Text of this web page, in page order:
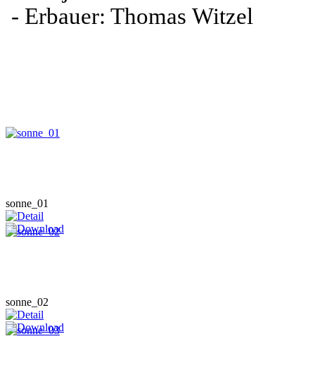
- Erbauer: Thomas Witzel
sonne_01
sonne_02